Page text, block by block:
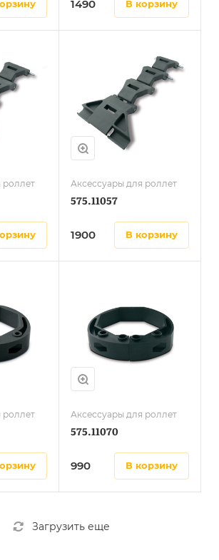
1490 в корзину
роллет Аксессуары для роллет
575.11057
1900 в корзину
роллет Аксессуары для роллет
575.11070
990 в корзину
Загрузить еще